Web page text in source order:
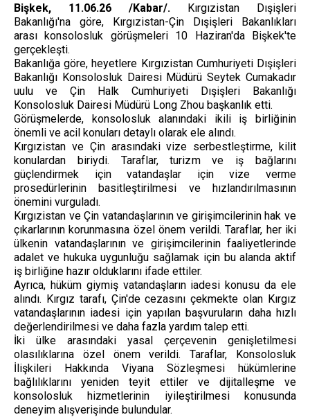
Bişkek, 11.06.26 /Kabar/. Kırgızistan Dışişleri
Bakanlığı'na göre, Kırgızistan-Çin Dışişleri Bakanlıkları
arası konsolosluk görüşmeleri 10 Haziran'da Bişkek'te
gerçekleşti.
Bakanlığa göre, heyetlere Kırgızistan Cumhuriyeti Dışişleri
Bakanlığı Konsolosluk Dairesi Müdürü Seytek Cumakadır
uulu ve Çin Halk Cumhuriyeti Dışişleri Bakanlığı
Konsolosluk Dairesi Müdürü Long Zhou başkanlık etti.
Görüşmelerde, konsolosluk alanındaki ikili iş birliğinin
önemli ve acil konuları detaylı olarak ele alındı.
Kırgızistan ve Çin arasındaki vize serbestleştirme, kilit
konulardan biriydi. Taraflar, turizm ve iş bağlarını
güçlendirmek için vatandaşlar için vize verme
prosedürlerinin basitleştirilmesi ve hızlandırılmasının
önemini vurguladı.
Kırgızistan ve Çin vatandaşlarının ve girişimcilerinin hak ve
çıkarlarının korunmasına özel önem verildi. Taraflar, her iki
ülkenin vatandaşlarının ve girişimcilerinin faaliyetlerinde
adalet ve hukuka uygunluğu sağlamak için bu alanda aktif
iş birliğine hazır olduklarını ifade ettiler.
Ayrıca, hüküm giymiş vatandaşların iadesi konusu da ele
alındı. Kırgız tarafı, Çin'de cezasını çekmekte olan Kırgız
vatandaşlarının iadesi için yapılan başvuruların daha hızlı
değerlendirilmesi ve daha fazla yardım talep etti.
İki ülke arasındaki yasal çerçevenin genişletilmesi
olasılıklarına özel önem verildi. Taraflar, Konsolosluk
İlişkileri Hakkında Viyana Sözleşmesi hükümlerine
bağlılıklarını yeniden teyit ettiler ve dijitalleşme ve
konsolosluk hizmetlerinin iyileştirilmesi konusunda
deneyim alışverişinde bulundular.